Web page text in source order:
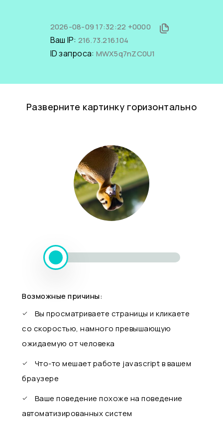
2026-08-09 17:32:22 +0000
Ваш IP: 216.73.216.104
ID запроса: MWX5q7nZC0U1
Разверните картинку горизонтально
Возможные причины:
Вы просматриваете страницы и кликаете
со скоростью, намного превышающую
ожидаемую от человека
Что-то мешает работе javascript в вашем
браузере
Ваше поведение похоже на поведение
автоматизированных систем